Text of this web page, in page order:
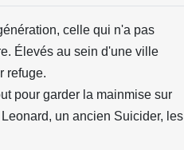
celle qui n'a pas
Élevés au sein d'une ville
refuge.
pour garder la mainmise sur
un ancien Suicider, les